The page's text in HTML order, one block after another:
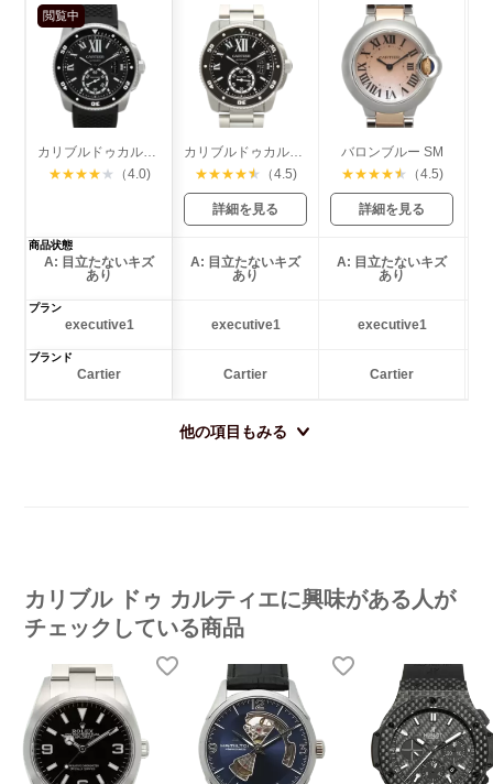
閲覧中
カリブルドゥカルティエ ダイバー
★★★★ ★ （4.0)
カリブルドゥカルティエ ダイバー
★★★★★ （4.5)
詳細を見る
バロンブルー SM
★★★★★ （4.5)
詳細を見る
商品状態
A: 目立たないキズ
あり
A: 目立たないキズ
あり
A: 目立たないキズ
あり
プラン
executive1 executive1 executive1
ブランド
Cartier Cartier Cartier
他の項目もみる
カリブル ドゥ カルティエに興味がある人が
チェックしている商品